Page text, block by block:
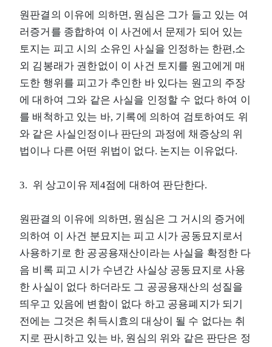
원판결의 이유에 의하면, 원심은 그가 들고 있는 여
러증거를 종합하여 이 사건에서 문제가 되어 있는
토지는 피고 시의 소유인 사실을 인정하는 한편,소
외 김봉래가 권한없이 이 사건 토지를 원고에게 매
도한 행위를 피고가 추인한 바 있다는 원고의 주장
에 대하여 그와 같은 사실을 인정할 수 없다 하여 이
를 배척하고 있는 바, 기록에 의하여 검토하여도 위
와 같은 사실인정이나 판단의 과정에 채증상의 위
법이나 다른 어떤 위법이 없다. 논지는 이유없다.
3. 위 상고이유 제4점에 대하여 판단한다.
원판결의 이유에 의하면, 원심은 그 거시의 증거에
의하여 이 사건 분묘지는 피고 시가 공동묘지로서
사용하기로 한 공공용재산이라는 사실을 확정한 다
음 비록 피고 시가 수년간 사실상 공동묘지로 사용
한 사실이 없다 하더라도 그 공공용재산의 성질을
띄우고 있음에 변함이 없다 하고 공용폐지가 되기
전에는 그것은 취득시효의 대상이 될 수 없다는 취
지로 판시하고 있는 바, 원심의 위와 같은 판단은 정